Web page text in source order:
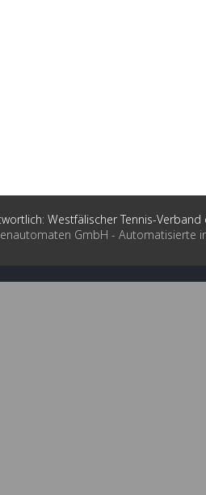
Westfälischer Tennis-Verband
GmbH - Automatisierte